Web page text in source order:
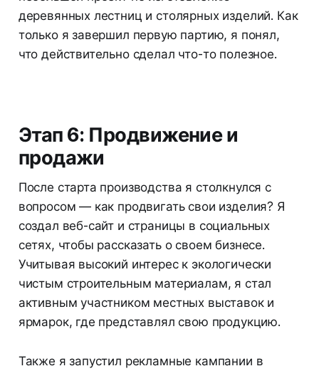
деревянных лестниц и столярных изделий. Как
только я завершил первую партию, я понял,
что действительно сделал что-то полезное.
Этап 6: Продвижение и
продажи
После старта производства я столкнулся с
вопросом — как продвигать свои изделия? Я
создал веб-сайт и страницы в социальных
сетях, чтобы рассказать о своем бизнесе.
Учитывая высокий интерес к экологически
чистым строительным материалам, я стал
активным участником местных выставок и
ярмарок, где представлял свою продукцию.
Также я запустил рекламные кампании в